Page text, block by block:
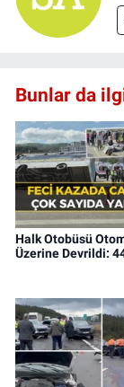
Bunlar da
Halk Otobüsü
Üzerine Devrildi: